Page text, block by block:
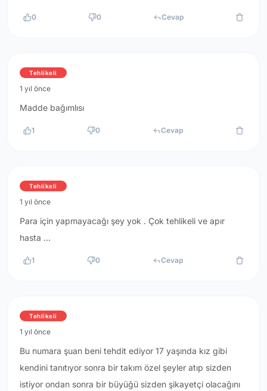
0 0 Cevap
Tehlikeli
1 yıl önce
Madde bağımlısı
1 0 Cevap
Tehlikeli
1 yıl önce
Para için yapmayacağı şey yok . Çok tehlikeli ve apır
hasta ...
1 0 Cevap
Tehlikeli
1 yıl önce
Bu numara şuan beni tehdit ediyor 17 yaşında kız gibi
kendini tanıtıyor sonra bir takım özel şeyler atıp sizden
istiyor ondan sonra bir büyüğü sizden şikayetçi olacağını